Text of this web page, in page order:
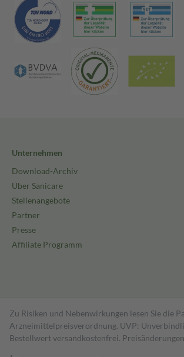
Unternehmen
Download-Archiv
Über Sanicare
Stellenangebote
Partner
Presse
Affiliate Programm
Zu Risiken und Nebenwirkungen lesen Sie die
Arzneimittelpreisverordnung. UVP:
Bestell­wert versand­kosten­frei.